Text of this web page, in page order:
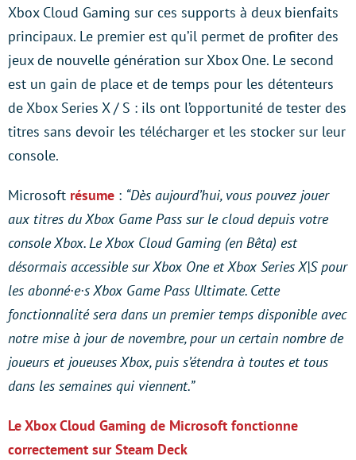
Xbox Cloud Gaming sur ces supports à deux bienfaits
principaux. Le premier est qu’il permet de profiter des
jeux de nouvelle génération sur Xbox One. Le second
est un gain de place et de temps pour les détenteurs
de Xbox Series X / S : ils ont l’opportunité de tester des
titres sans devoir les télécharger et les stocker sur leur
console.
Microsoft résume : “Dès aujourd’hui, vous pouvez jouer
aux titres du Xbox Game Pass sur le cloud depuis votre
console Xbox. Le Xbox Cloud Gaming (en Bêta) est
désormais accessible sur Xbox One et Xbox Series X|S pour
les abonné·e·s Xbox Game Pass Ultimate. Cette
fonctionnalité sera dans un premier temps disponible avec
notre mise à jour de novembre, pour un certain nombre de
joueurs et joueuses Xbox, puis s’étendra à toutes et tous
dans les semaines qui viennent.”
Le Xbox Cloud Gaming de Microsoft fonctionne
correctement sur Steam Deck